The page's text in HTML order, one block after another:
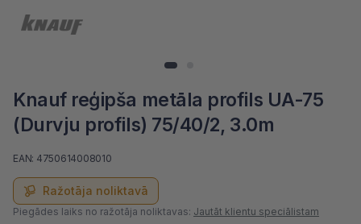
Knauf reģipša metāla profils UA-75
(Durvju profils) 75/40/2, 3.0m
Ražotāja noliktavā
EAN: 4750614008010
Piegādes laiks no ražotāja noliktavas: Jautāt klientu speciālistam